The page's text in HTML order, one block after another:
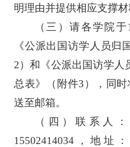
明理由并提供相应支撑材
（三）请各学院于
《公派出国访学人员归
2）和《公派出国访学人
总表》（附件3 ），同
送至邮箱。
（四）联系人
15502414034，地址